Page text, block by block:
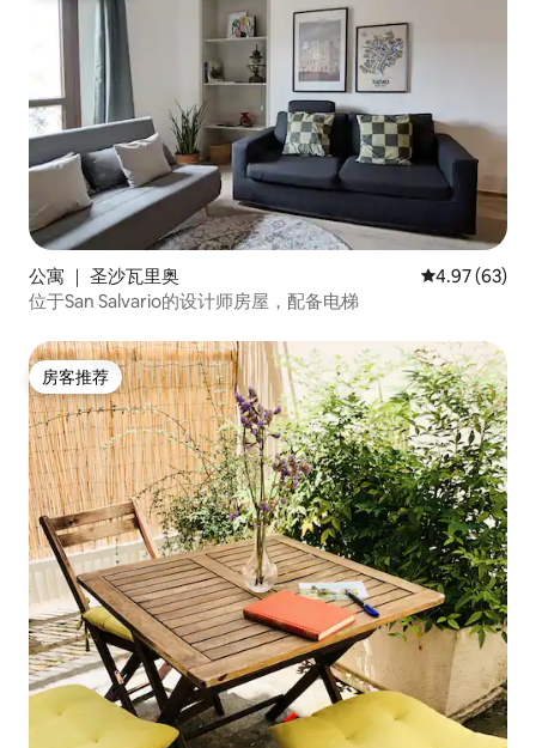
公寓 ｜ 圣沙瓦里奥 平均评分
4.97 (63)
位于San Salvario的设计师房屋，配备电梯
房客推荐
房客推荐